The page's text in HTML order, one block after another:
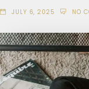
JULY 6, 2025 NO